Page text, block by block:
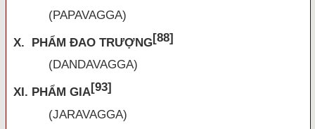
(PAPAVAGGA)
X. PHẨM ĐAO TRƯỢNG[88]
(DANDAVAGGA)
XI. PHẨM GIA[93]
(JARAVAGGA)